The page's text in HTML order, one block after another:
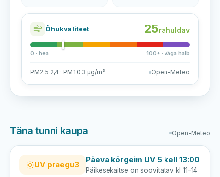
Õhukvaliteet 25rahuldav
0 · hea 100+ · väga halb
PM2.5 2,4 · PM10 3 µg/m³ Open-Meteo
Täna tunni kaupa Open-Meteo
UV praegu3
Päeva kõrgeim UV 5 kell 13:00
Päikesekaitse on soovitatav kl 11–14